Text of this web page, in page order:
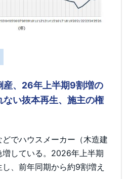
産、26年上半期9割増の
い抜本再生、施主の権
でハウスメーカー（木造建
している。2026年上半期
し、前年同期から約9割増え